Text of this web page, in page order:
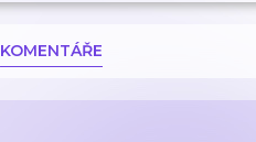
KOMENTÁŘE